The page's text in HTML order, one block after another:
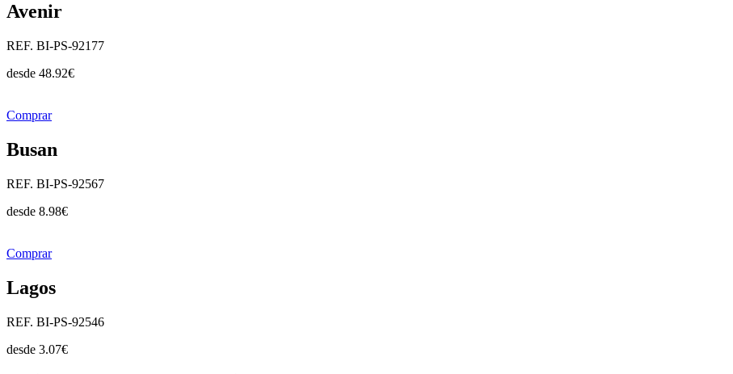
Avenir
REF. BI-PS-92177
desde 48.92€
Comprar
Busan
REF. BI-PS-92567
desde 8.98€
Comprar
Lagos
REF. BI-PS-92546
desde 3.07€